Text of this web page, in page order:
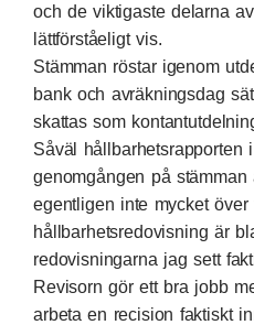
och de viktigaste delarna
lättförståeligt vis.
Stämman röstar igenom
bank och avräkningsdag
skattas som
Såväl hållbarhetsrapporten
genomgången på
egentligen inte mycket
hållbarhetsredovisning är
redovisningarna jag sett
Revisorn gör ett bra jobb
arbeta en recision faktiskt